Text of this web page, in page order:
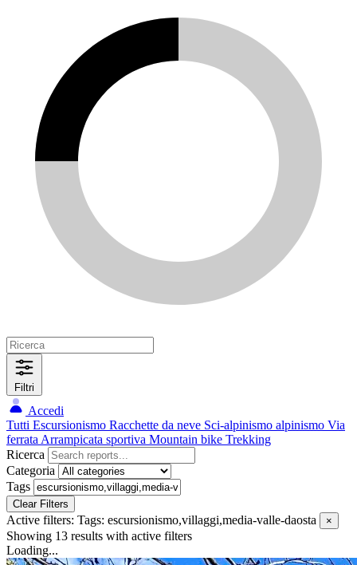
Filtri
Accedi
Tutti Escursionismo Racchette da neve Sci-alpinismo alpinismo Via
ferrata Arrampicata sportiva Mountain bike Trekking
Ricerca
Categoria
Tags
Clear Filters
Active filters: Tags: escursionismo,villaggi,media-valle-daosta ×
Showing 13 results with active filters
Loading...